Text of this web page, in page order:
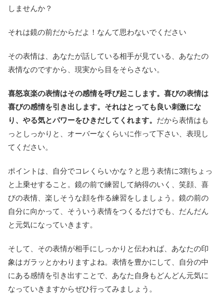
しませんか？
それは鏡の前だからだよ！なんて思わないでください
その表情は、あなたが話している相手が見ている、あなたの
表情なのですから、現実から目をそらさない。
喜怒哀楽の表情はその感情を呼び起こします。喜びの表情は
喜びの感情を引き出します。それはとっても良い刺激にな
り、やる気とパワーをひきだしてくれます。 だから表情はも
っとしっかりと、オーバーなくらいに作って下さい、表現し
てください。
ポイントは、自分でコレくらいかな？と思う表情に3割ちょっ
と上乗せすること。鏡の前で練習して納得のいく、笑顔、喜
びの表情、楽しそうな顔を作る練習をしましょう。鏡の前の
自分に向かって、そういう表情をつくるだけでも、だんだん
と元気になっていきます。
そして、その表情が相手にしっかりと伝われば、あなたの印
象はガラッとかわりますよね。表情を豊かにして、自分の中
にある感情を引き出すことで、あなた自身もどんどん元気に
なっていきますからぜひ行ってみましょう。